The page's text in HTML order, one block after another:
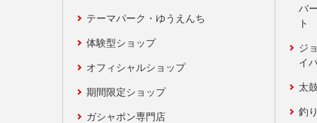
テーマパーク・ゆうえんち
体験型ショップ
オフィシャルショップ
期間限定ショップ
ガシャポン専門店
バ
ト
ジ
イ
太
釣